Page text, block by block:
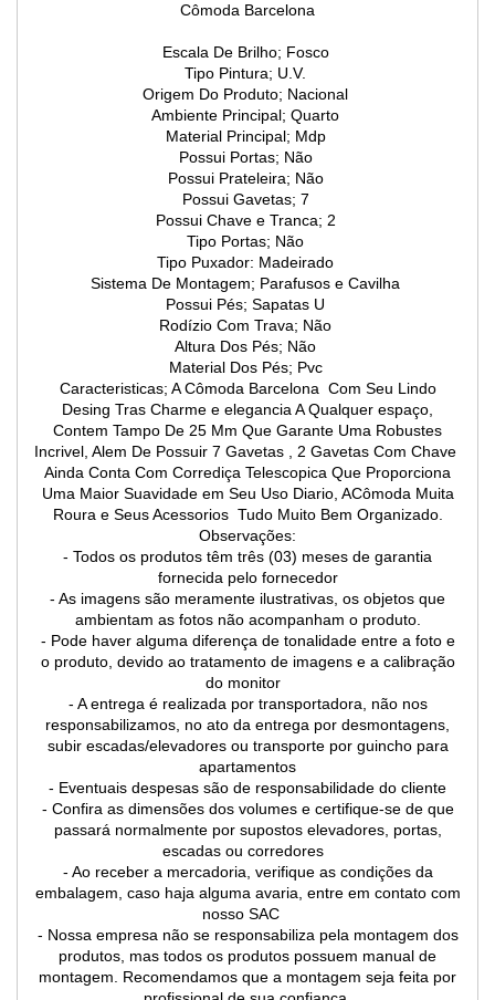
Cômoda Barcelona
Escala De Brilho; Fosco
Tipo Pintura; U.V.
Origem Do Produto; Nacional
Ambiente Principal; Quarto
Material Principal; Mdp
Possui Portas; Não
Possui Prateleira; Não
Possui Gavetas; 7
Possui Chave e Tranca; 2
Tipo Portas; Não
Tipo Puxador: Madeirado
Sistema De Montagem; Parafusos e Cavilha
Possui Pés; Sapatas U
Rodízio Com Trava; Não
Altura Dos Pés; Não
Material Dos Pés; Pvc
Caracteristicas; A Cômoda Barcelona Com Seu Lindo
Desing Tras Charme e elegancia A Qualquer espaço,
Contem Tampo De 25 Mm Que Garante Uma Robustes
Incrivel, Alem De Possuir 7 Gavetas , 2 Gavetas Com Chave
Ainda Conta Com Corrediça Telescopica Que Proporciona
Uma Maior Suavidade em Seu Uso Diario, ACômoda Muita
Roura e Seus Acessorios Tudo Muito Bem Organizado.
Observações:
- Todos os produtos têm três (03) meses de garantia
fornecida pelo fornecedor
- As imagens são meramente ilustrativas, os objetos que
ambientam as fotos não acompanham o produto.
- Pode haver alguma diferença de tonalidade entre a foto e
o produto, devido ao tratamento de imagens e a calibração
do monitor
- A entrega é realizada por transportadora, não nos
responsabilizamos, no ato da entrega por desmontagens,
subir escadas/elevadores ou transporte por guincho para
apartamentos
- Eventuais despesas são de responsabilidade do cliente
- Confira as dimensões dos volumes e certifique-se de que
passará normalmente por supostos elevadores, portas,
escadas ou corredores
- Ao receber a mercadoria, verifique as condições da
embalagem, caso haja alguma avaria, entre em contato com
nosso SAC
- Nossa empresa não se responsabiliza pela montagem dos
produtos, mas todos os produtos possuem manual de
montagem. Recomendamos que a montagem seja feita por